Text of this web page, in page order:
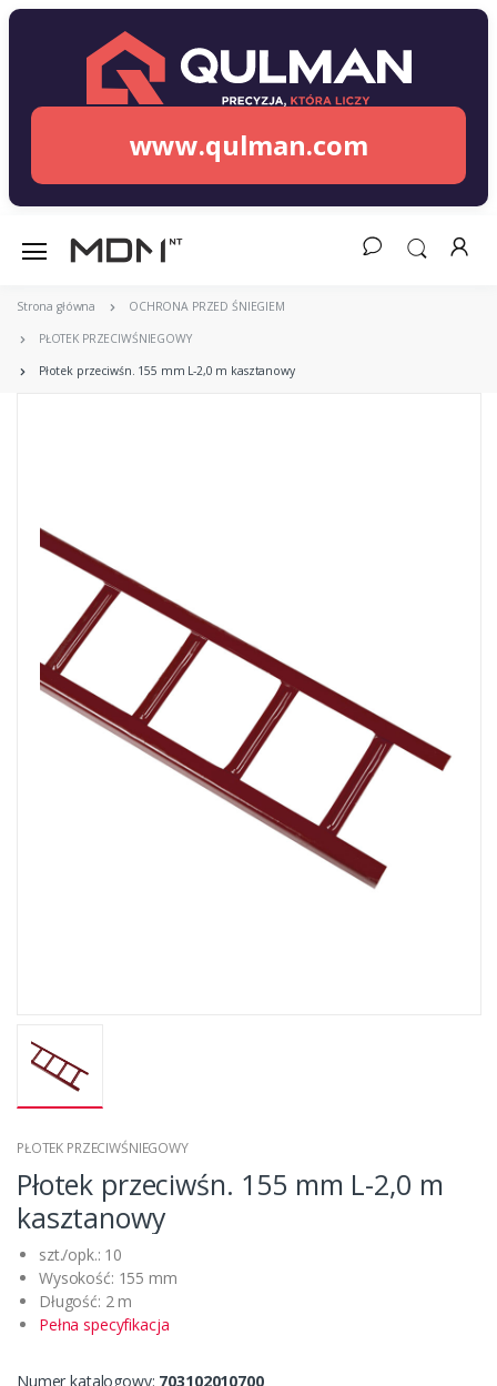
www.qulman.com
Strona główna OCHRONA PRZED ŚNIEGIEM
PŁOTEK PRZECIWŚNIEGOWY
Płotek przeciwśn. 155 mm L-2,0 m kasztanowy
PŁOTEK PRZECIWŚNIEGOWY
Płotek przeciwśn. 155 mm L-2,0 m
kasztanowy
szt./opk.: 10
Wysokość: 155 mm
Długość: 2 m
Pełna specyfikacja
Numer katalogowy: 703102010700